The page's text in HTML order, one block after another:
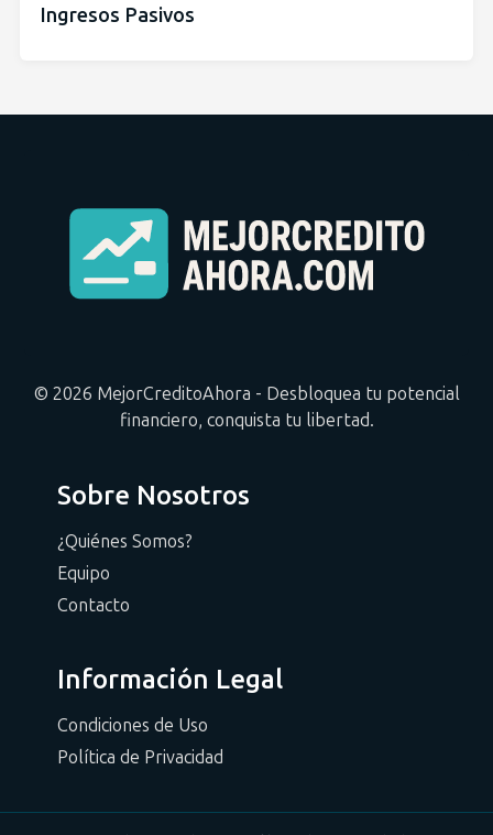
Ingresos Pasivos
© 2026 MejorCreditoAhora - Desbloquea tu potencial
financiero, conquista tu libertad.
Sobre Nosotros
¿Quiénes Somos?
Equipo
Contacto
Información Legal
Condiciones de Uso
Política de Privacidad